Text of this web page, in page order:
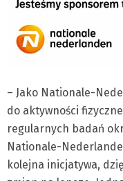
– Jako Nationale-
do aktywności
regularnych badań
Nationale-
kolejna inicjatywa,